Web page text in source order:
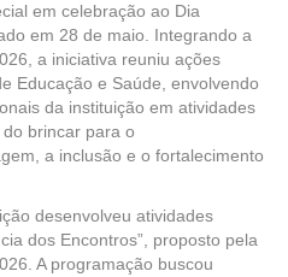
em celebração ao Dia
em 28 de maio. Integrando a
a iniciativa reuniu ações
Educação e Saúde, envolvendo
da instituição em atividades
brincar para o
a inclusão e o fortalecimento
desenvolveu atividades
dos Encontros”, proposto pela
A programação buscou